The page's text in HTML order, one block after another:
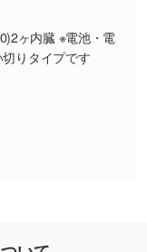
いキャラク
るデータは切
る
い／塗り足
小さい場
ヶ内臓 ※電池・電
りタイプです